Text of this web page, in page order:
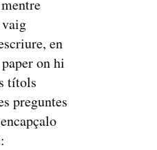
en
on hi
títols
preguntes